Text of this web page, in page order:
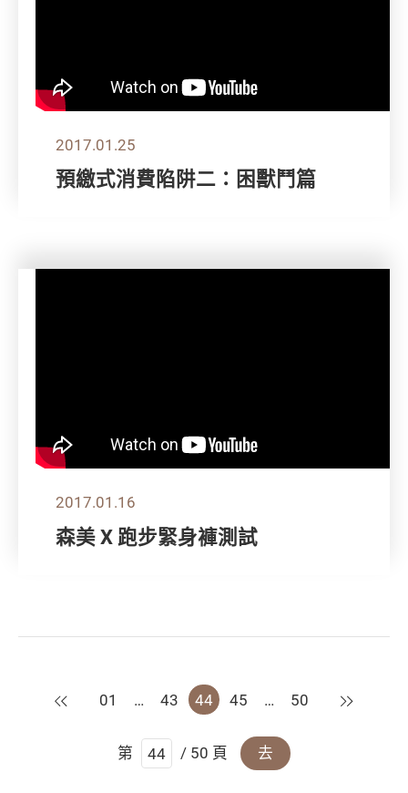
2017.01.25
預繳式消費陷阱二：困獸鬥篇
2017.01.16
森美 X 跑步緊身褲測試
上一頁
01 … 43 44 45 … 50 下一頁
第 / 50 頁 去